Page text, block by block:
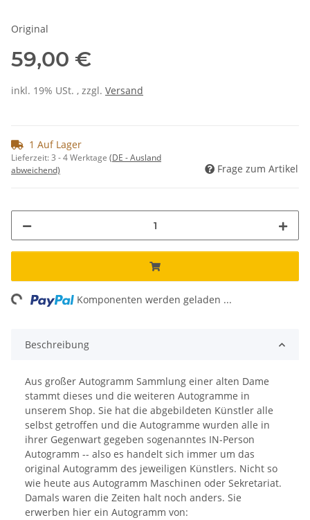
Original
59,00 €
inkl. 19% USt. , zzgl. Versand
1 Auf Lager
Lieferzeit:3 - 4 Werktage (DE - Ausland
abweichend)
Frage zum Artikel
Komponenten werden geladen ...
Beschreibung
Aus großer Autogramm Sammlung einer alten Dame
stammt dieses und die weiteren Autogramme in
unserem Shop. Sie hat die abgebildeten Künstler alle
selbst getroffen und die Autogramme wurden alle in
ihrer Gegenwart gegeben sogenanntes IN-Person
Autogramm -- also es handelt sich immer um das
original Autogramm des jeweiligen Künstlers. Nicht so
wie heute aus Autogramm Maschinen oder Sekretariat.
Damals waren die Zeiten halt noch anders. Sie
erwerben hier ein Autogramm von: